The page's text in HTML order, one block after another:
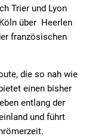
Trier und Lyon
über Heerlen
französischen
die so nah wie
einen bisher
entlang der
und führt